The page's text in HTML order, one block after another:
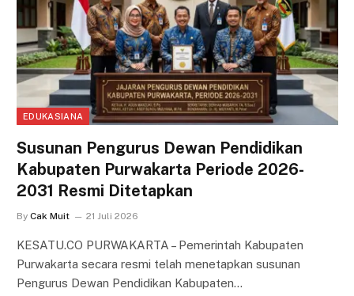
EDUKASIANA
Susunan Pengurus Dewan Pendidikan
Kabupaten Purwakarta Periode 2026-
2031 Resmi Ditetapkan
By Cak Muit 21 Juli 2026
KESATU.CO PURWAKARTA – Pemerintah Kabupaten
Purwakarta secara resmi telah menetapkan susunan
Pengurus Dewan Pendidikan Kabupaten…